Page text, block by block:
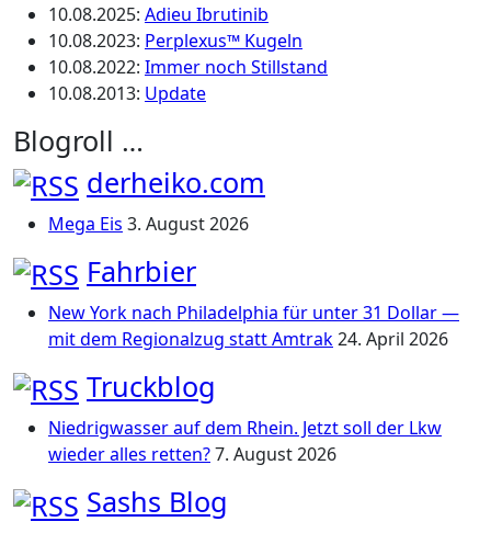
10.08.2025: Adieu Ibrutinib
10.08.2023: Perplexus™ Kugeln
10.08.2022: Immer noch Stillstand
10.08.2013: Update
Blogroll …
derheiko.com
Mega Eis 3. August 2026
Fahrbier
New York nach Philadelphia für unter 31 Dollar —
mit dem Regionalzug statt Amtrak24. April 2026
Truckblog
Niedrigwasser auf dem Rhein. Jetzt soll der Lkw
wieder alles retten?7. August 2026
Sashs Blog